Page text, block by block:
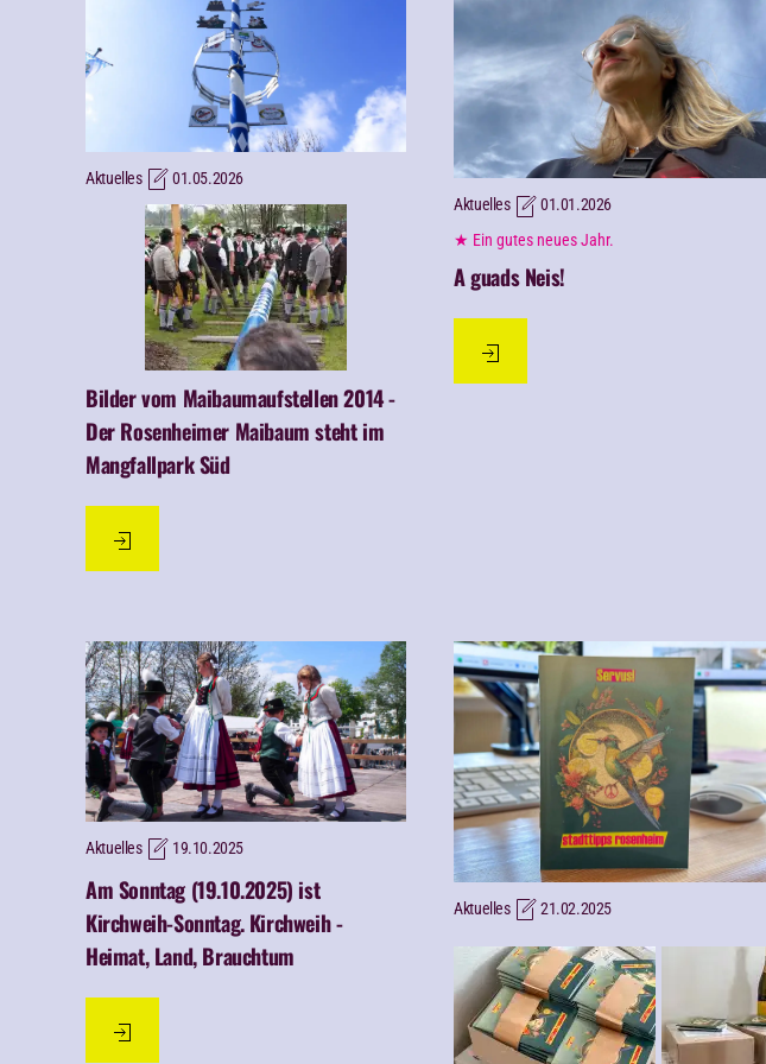
Aktuelles 01.05.2026
Bilder vom Maibaumaufstellen 2014 -
Der Rosenheimer Maibaum steht im
Mangfallpark Süd
Aktuelles
01.01.2026
★ Ein gutes neues Jahr.
A guads Neis!
Aktuelles 19.10.2025
Am Sonntag (19.10.2025) ist
Kirchweih-Sonntag.Kirchweih -
Heimat, Land, Brauchtum
Aktuelles 21.02.2025